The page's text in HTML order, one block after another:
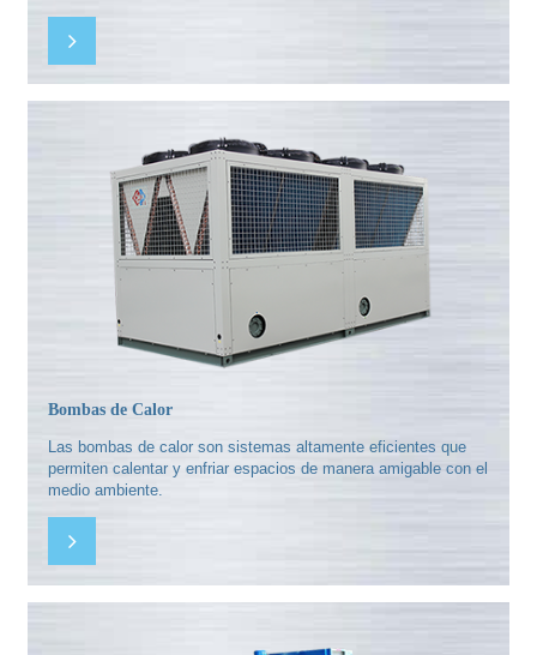
Bombas de Calor
Las bombas de calor son sistemas altamente eficientes que
permiten calentar y enfriar espacios de manera amigable con el
medio ambiente.